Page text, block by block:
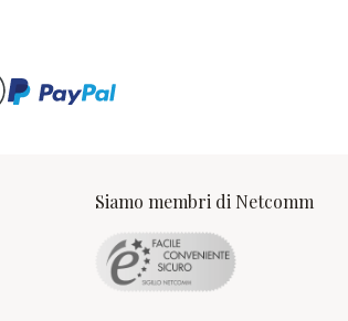
Siamo membri di Netcomm